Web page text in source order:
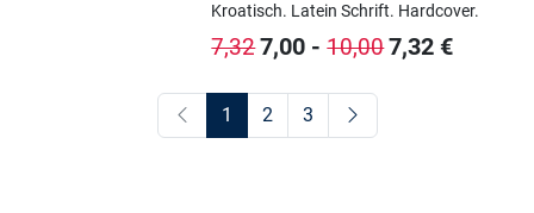
Kroatisch. Latein Schrift. Hardcover.
7,327,00 -10,007,32 €
1 2 3